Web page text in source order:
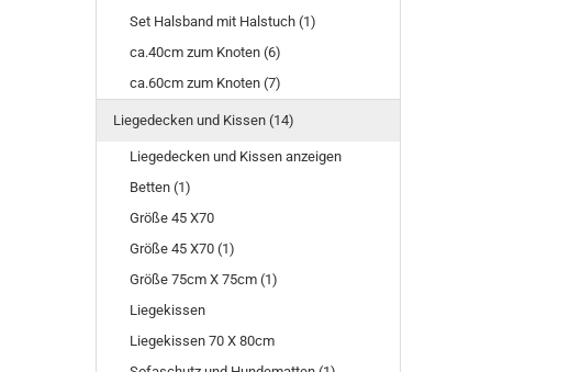
Set Halsband mit Halstuch (1)
ca.40cm zum Knoten (6)
ca.60cm zum Knoten (7)
Liegedecken und Kissen (14)
Liegedecken und Kissen anzeigen
Betten (1)
Größe 45 X70
Größe 45 X70 (1)
Größe 75cm X 75cm (1)
Liegekissen
Liegekissen 70 X 80cm